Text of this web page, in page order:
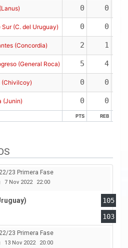
PTS REB
0 0
Sur (C. del Uruguay) 0 0
(Concordia) 2 1
(General Roca) 5 4
(Chivilcoy) 0 0
(Junin) 0 0
PTS REB
23 Primera Fase
7 Nov 2022 22:00
105
103
23 Primera Fase
13 Nov 2022 20:00